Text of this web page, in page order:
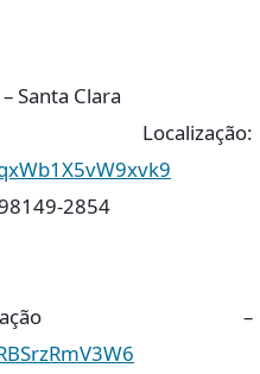
Santa Clara
2854
–